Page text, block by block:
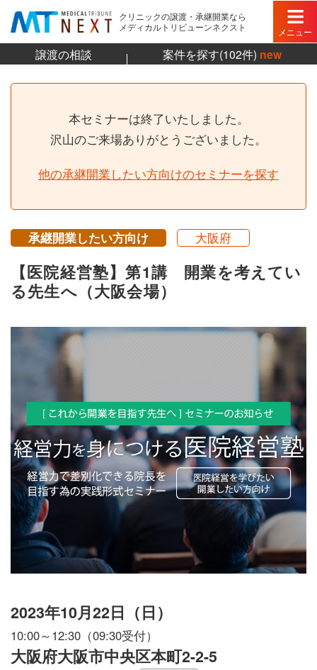
クリニックの譲渡・承継開業なら
メディカルトリビューンネクスト
メニュー
譲渡の相談 案件を探す(102件) new
本セミナーは終了いたしました。
沢山のご来場ありがとうございました。
他の承継開業したい方向けのセミナーを探す
承継開業したい方向け 大阪府
【医院経営塾】第1講 開業を考えてい
る先生へ（大阪会場）
2023年10月22日（日）
10:00～12:30（09:30受付）
大阪府大阪市中央区本町2-2-5